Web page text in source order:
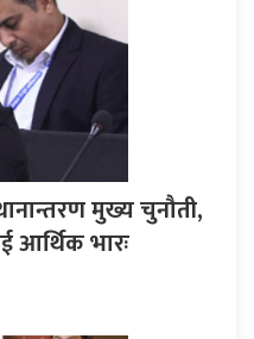
मुख्य चुनौती,
आर्थिक भारः